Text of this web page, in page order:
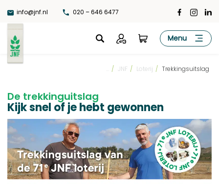
naar
de
inhoud
info@jnf.nl 020 – 646 6477
JNF Menu
/ JNF / Loterij / Trekkingsuitslag
De trekkinguitslag
Kijk snel of je hebt gewonnen